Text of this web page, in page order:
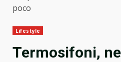
poco
Lifestyle
Termosifoni,